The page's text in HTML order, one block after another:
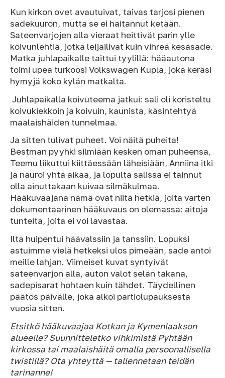
Kun kirkon ovet avautuivat, taivas tarjosi pienen
sadekuuron, mutta se ei haitannut ketään.
Sateenvarjojen alla vieraat heittivät parin ylle
koivunlehtiä, jotka leijailivat kuin vihreä kesäsade.
Matka juhlapaikalle taittui tyylillä: hääautona
toimi upea turkoosi Volkswagen Kupla, joka keräsi
hymyjä koko kylän matkalta.
Juhlapaikalla koivuteema jatkui: sali oli koristeltu
koivukiekkoin ja koivuin, kaunista, käsintehtyä
maalaishäiden tunnelmaa.
Ja sitten tulivat puheet. Voi näitä puheita!
Bestman pyyhki silmiään kesken oman puheensa,
Teemu liikuttui kiittäessään läheisiään, Anniina itki
ja nauroi yhtä aikaa, ja lopulta salissa ei tainnut
olla ainuttakaan kuivaa silmäkulmaa.
Hääkuvaajana nämä ovat niitä hetkiä, joita varten
dokumentaarinen hääkuvaus on olemassa: aitoja
tunteita, joita ei voi lavastaa.
Ilta huipentui häävalssiin ja tanssiin. Lopuksi
astuimme vielä hetkeksi ulos pimeään, sade antoi
meille lahjan. Viimeiset kuvat syntyivät
sateenvarjon alla, auton valot selän takana,
sadepisarat hohtaen kuin tähdet. Täydellinen
päätös päivälle, joka alkoi partiolupauksesta
vuosia sitten.
Etsitkö hääkuvaajaa Kotkan ja Kymenlaakson
alueelle? Suunnitteletko vihkimistä Pyhtään
kirkossa tai maalaishäitä omalla persoonallisella
twistillä? Ota yhteyttä — tallennetaan teidän
tarinanne!